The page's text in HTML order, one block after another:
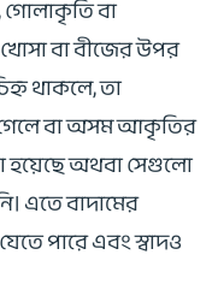
গোলাকৃতি বা
বা বীজের উপর
থাকলে, তা
গেলে বা অসম আকৃতির
হয়েছে অথবা সেগুলো
এতে বাদামের
পারে এবং স্বাদও